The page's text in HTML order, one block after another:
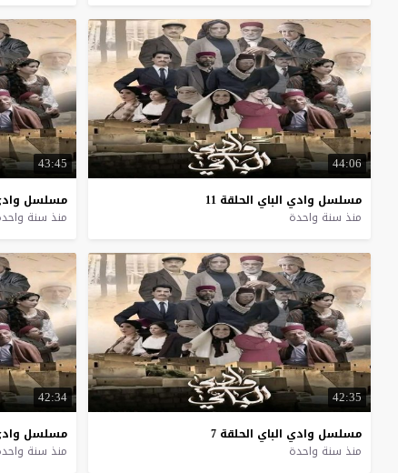
44:06
مسلسل وادي الباي الحلقة 11
منذ سنة واحدة
43:45
مسلسل
منذ سنة
42:35
مسلسل وادي الباي الحلقة 7
منذ سنة واحدة
42:34
مسلسل
منذ سنة